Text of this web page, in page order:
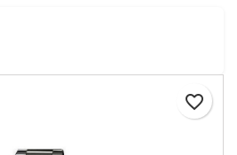
favorite_border